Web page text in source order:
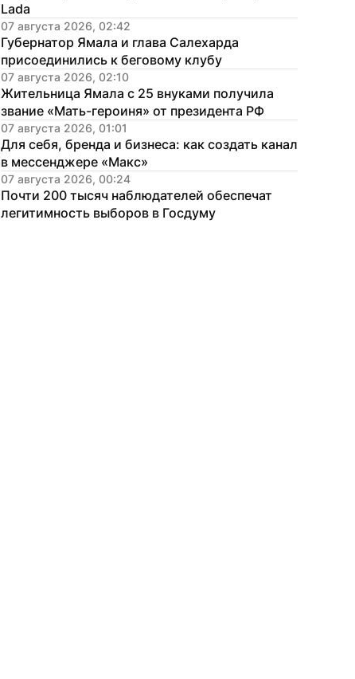
Lada
07 августа 2026, 02:42
Губернатор Ямала и глава Салехарда
присоединились к беговому клубу
07 августа 2026, 02:10
Жительница Ямала с 25 внуками получила
звание «Мать-героиня» от президента РФ
07 августа 2026, 01:01
Для себя, бренда и бизнеса: как создать канал
в мессенджере «Макс»
07 августа 2026, 00:24
Почти 200 тысяч наблюдателей обеспечат
легитимность выборов в Госдуму